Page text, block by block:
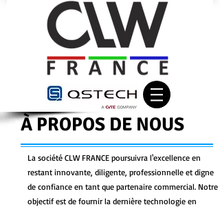
À PROPOS DE NOUS
La société CLW FRANCE poursuivra l'excellence en
restant innovante, diligente, professionnelle et digne
de confiance en tant que partenaire commercial. Notre
objectif est de fournir la dernière technologie en